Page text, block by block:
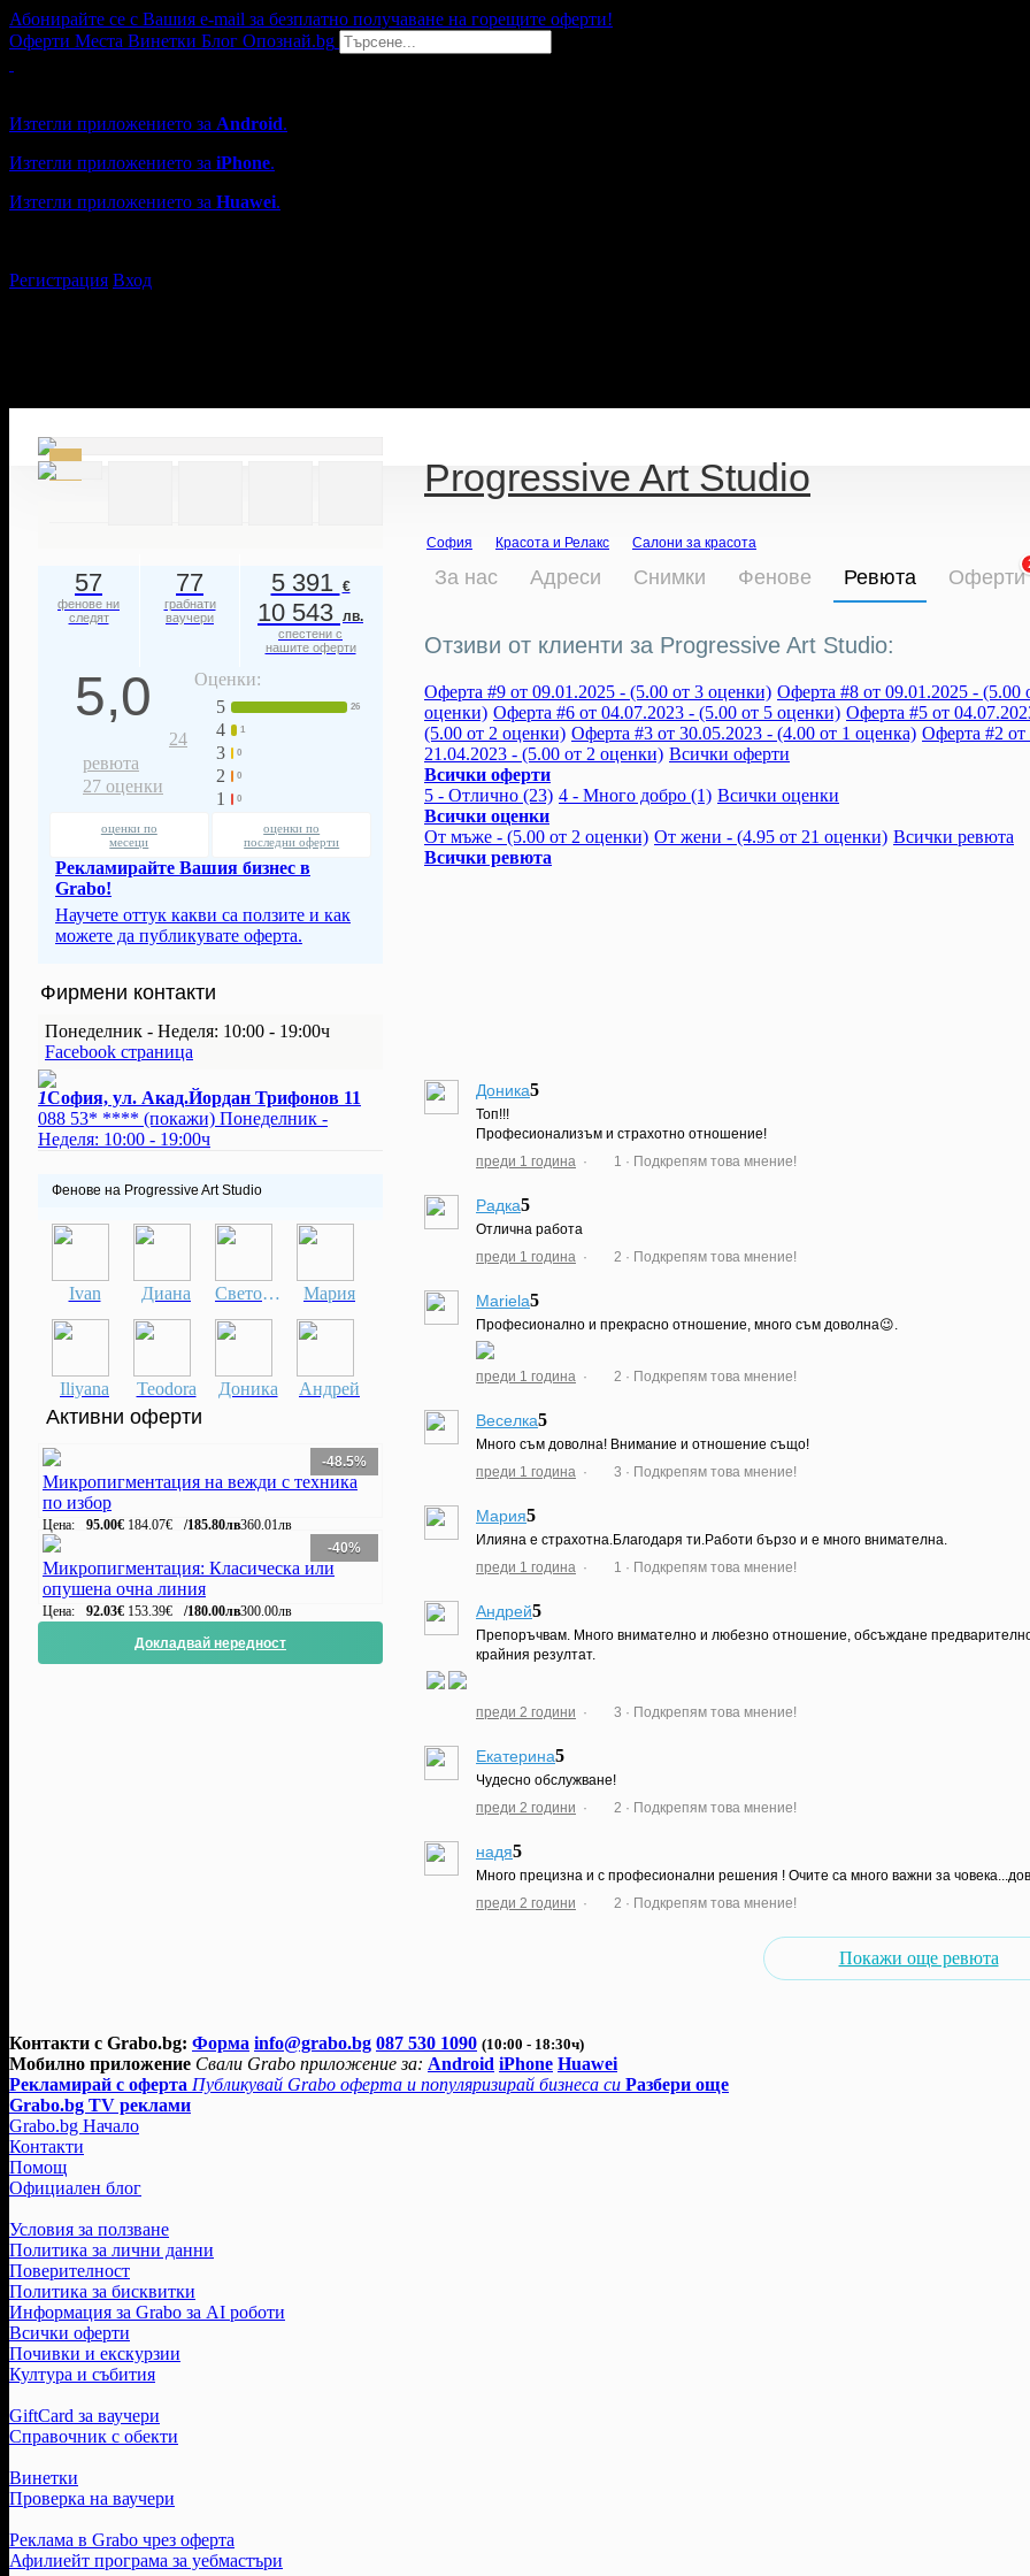
Абонирайте се с Вашия e-mail за безплатно получаване на горещите оферти!
Оферти Места Винетки Блог Опознай.bg
Изтегли приложението за Android.
Изтегли приложението за iPhone.
Изтегли приложението за Huawei.
Регистрация Вход
57
фенове ни
следят
77
грабнати
ваучери
5 391 €
10 543 лв.
спестени с
нашите оферти
5,0
24
ревюта
27 оценки
Оценки:
5
26
4 1
3 0
2 0
1 0
оценки по
месеци
оценки по
последни оферти
Рекламирайте Вашия бизнес в
Grabo!
Научете оттук какви са ползите и как
можете да публикувате оферта.
Фирмени контакти
Понеделник - Неделя: 10:00 - 19:00ч
Facebook страница
1София, ул. Акад.Йордан Трифонов 11
088 53* **** (покажи) Понеделник -
Неделя: 10:00 - 19:00ч
Фенове на Progressive Art Studio
Ivan Диана Светослава Мария
Iliyana Teodora Доника Андрей
Активни оферти
-48.5%
Микропигментация на вежди с техника
по избор
Цена: 95.00€ 184.07€ /185.80лв360.01лв
-40%
Микропигментация: Класическа или
опушена очна линия
Цена: 92.03€ 153.39€ /180.00лв300.00лв
Докладвай нередност
Progressive Art Studio
София Красота и Релакс Салони за красота
За нас Адреси Снимки Фенове Ревюта Оферти
Отзиви от клиенти за Progressive Art Studio:
Оферта #9 от 09.01.2025 - (5.00 от 3 оценки) Оферта #8 от 09.01.2025 - (5.00
оценки) Оферта #6 от 04.07.2023 - (5.00 от 5 оценки) Оферта #5 от
(5.00 от 2 оценки) Оферта #3 от 30.05.2023 - (4.00 от 1 оценка) Оферта #2 от
21.04.2023 - (5.00 от 2 оценки) Всички оферти
Всички оферти
5 - Отлично (23) 4 - Много добро (1) Всички оценки
Всички оценки
От мъже - (5.00 от 2 оценки) От жени - (4.95 от 21 оценки) Всички ревюта
Всички ревюта
Доника5
Топ!!!
Професионализъм и страхотно отношение!
преди 1 година · 1 · Подкрепям това мнение!
Радка5
Отлична работа
преди 1 година · 2 · Подкрепям това мнение!
Mariela5
Професионално и прекрасно отношение, много съм доволна😉.
преди 1 година · 2 · Подкрепям това мнение!
Веселка5
Много съм доволна! Внимание и отношение също!
преди 1 година · 3 · Подкрепям това мнение!
Мария5
Илияна е страхотна.Благодаря ти.Работи бързо и е много внимателна.
преди 1 година · 1 · Подкрепям това мнение!
Андрей5
Препоръчвам. Много внимателно и любезно отношение, обсъждане
крайния резултат.
преди 2 години · 3 · Подкрепям това мнение!
Екатерина5
Чудесно обслужване!
преди 2 години · 2 · Подкрепям това мнение!
надя5
Много прецизна и с професионални решения ! Очите са много важни за
преди 2 години · 2 · Подкрепям това мнение!
Покажи още ревюта
Контакти с Grabo.bg: Форма info@grabo.bg 087 530 1090 (10:00 - 18:30ч)
Мобилно приложение Свали Grabo приложение за: Android iPhone Huawei
Рекламирай с оферта Публикувай Grabo оферта и популяризирай бизнеса си Разбери още
Grabo.bg TV реклами
Grabo.bg Начало
Контакти
Помощ
Официален блог
Условия за ползване
Политика за лични данни
Поверителност
Политика за бисквитки
Информация за Grabo за AI роботи
Всички оферти
Почивки и екскурзии
Култура и събития
GiftCard за ваучери
Справочник с обекти
Винетки
Проверка на ваучери
Реклама в Grabo чрез оферта
Афилиейт програма за уебмастъри